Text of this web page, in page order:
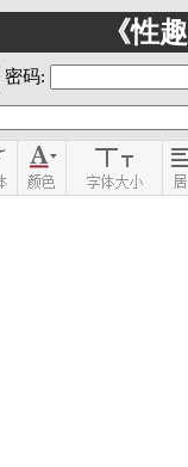
《性
密码: